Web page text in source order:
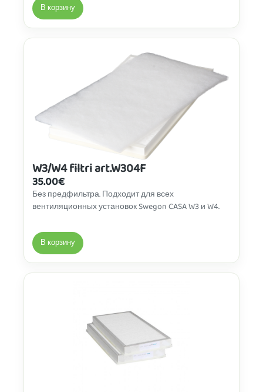
В корзину
W3/W4 filtri art.W304F
35.00€
Без предфильтра. Подходит для всех
вентиляционных установок Swegon CASA W3 и W4.
В корзину